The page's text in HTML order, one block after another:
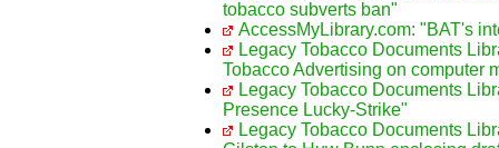
tobacco subverts ban"
AccessMyLibrary.com: "BAT's
Legacy Tobacco Documents
Tobacco Advertising on computer
Legacy Tobacco Documents
Presence Lucky-Strike"
Legacy Tobacco Documents